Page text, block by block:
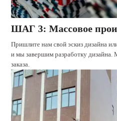
ШАГ 3: Массовое
Пришлите нам свой эскиз дизайна
и мы завершим разработку дизайна.
заказа.